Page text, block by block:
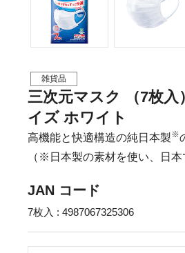
雑貨品
三次元マスク （7枚入
イズ ホワイト
高機能と快適構造の純日本製※
（※日本製の素材を使い、日本
JAN コード
7枚入 : 4987067325306